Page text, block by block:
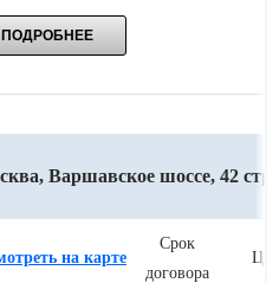
Варшавское шоссе, 42 стр.
на карте
Срок
договора